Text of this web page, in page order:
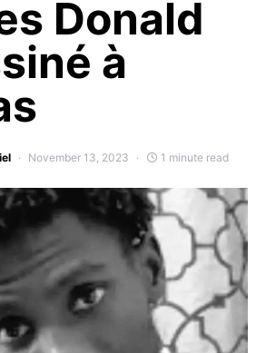
Donald
à
November 13, 2023 1 minute read